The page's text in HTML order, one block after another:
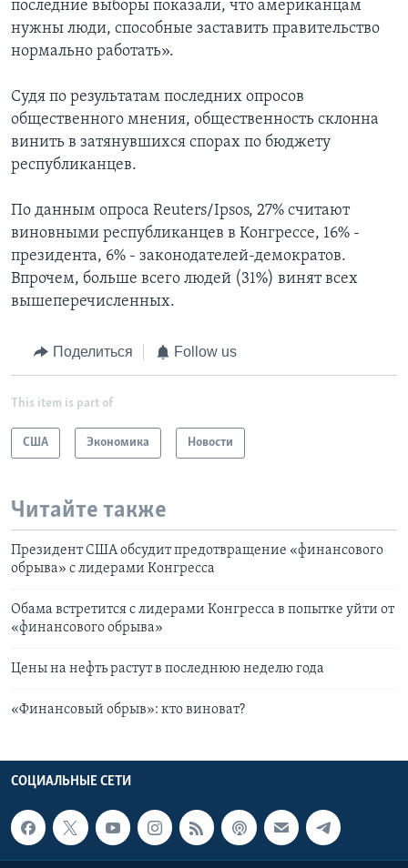
последние выборы показали, что американцам
нужны люди, способные заставить правительство
нормально работать».
Судя по результатам последних опросов
общественного мнения, общественность склонна
винить в затянувшихся спорах по бюджету
республиканцев.
По данным опроса Reuters/Ipsos, 27% считают
виновными республиканцев в Конгрессе, 16% -
президента, 6% - законодателей-демократов.
Впрочем, больше всего людей (31%) винят всех
вышеперечисленных.
Поделиться Follow us
This item is part of
США Экономика Новости
Читайте также
Президент США обсудит предотвращение «финансового
обрыва» с лидерами Конгресса
Обама встретится с лидерами Конгресса в попытке уйти от
«финансового обрыва»
Цены на нефть растут в последнюю неделю года
«Финансовый обрыв»: кто виноват?
СОЦИАЛЬНЫЕ СЕТИ